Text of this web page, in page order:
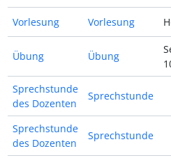
Vorlesung Vorlesung
Übung Übung
Sprechstunde
des Dozenten
Sprechstunde
Sprechstunde
des Dozenten
Sprechstunde